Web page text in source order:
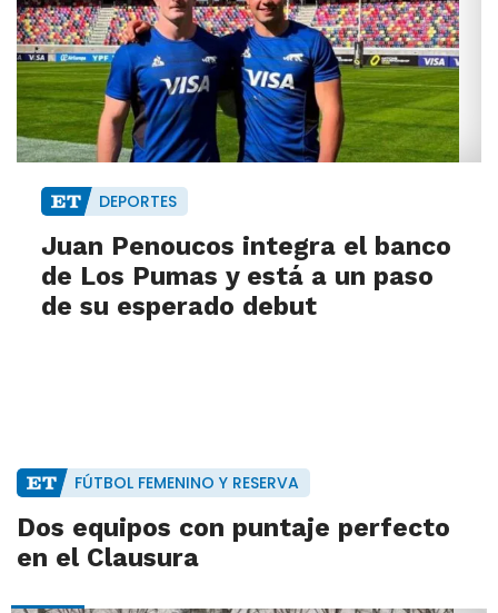
DEPORTES
Juan Penoucos integra el banco
de Los Pumas y está a un paso
de su esperado debut
FÚTBOL FEMENINO Y RESERVA
Dos equipos con puntaje perfecto
en el Clausura